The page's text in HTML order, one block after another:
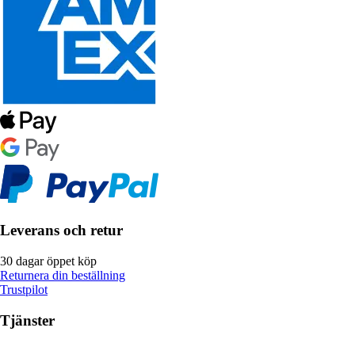
Leverans och retur
30 dagar öppet köp
Returnera din beställning
Trustpilot
Tjänster